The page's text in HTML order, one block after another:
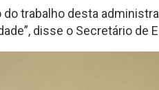
trabalho desta
disse o Secretário de